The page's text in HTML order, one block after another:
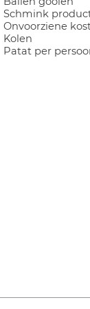
Schmink
Onvoorziene
Kolen
Patat per